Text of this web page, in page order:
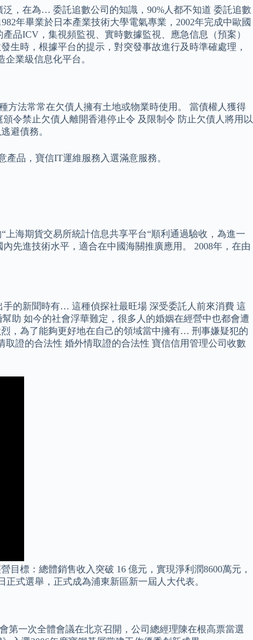
，在為… 委託追數公司的知識，90%人都不知道 委託追數
年畢業於日本產業技術大學電氣專業，2002年完成中歐國
品ICV，集視頻監視、實時數據監視、應急信息（預案）
生時，根據平台的提示，對突發事故進行及時準確處理，
業級信息化平台。
方法常常在欠債人擁有土地或物業時使用。 當債權人獲得
令禁止欠債人離開香港停止令 及限制令 防止欠債人將用以
避債務。
品，寶信IT運維服務入選滿意服務。
海期貨交易所統計信息共享平台“順利通過驗收，為進一
先進技術水平，適合在中國海關推廣應用。 2008年，在由
的新聞時有… 這種偵探社最旺場 深受委託人前來消費 這
助 如今的社會浮華難定，很多人的婚姻在經營中也都會遭
，為了能夠更好地在自己的領域當中擁有… ​刑事​​嫌疑​犯的
證的合法性 婚外情取證的合法性 寶信信用管理公司收數
標：總體銷售收入突破 16 億元，實現淨利潤8600萬元，
式選舉，正式成為浦東新區新一屆人大代表。
第一次全體會議在北京召開，公司總經理陳在根高票當選